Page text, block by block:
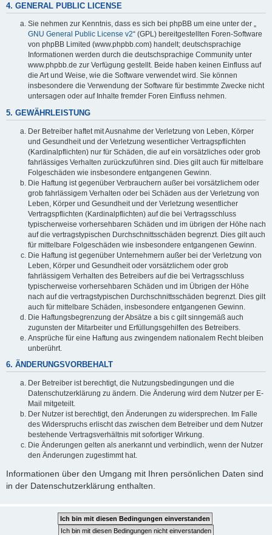
4. GENERAL PUBLIC LICENSE
Sie nehmen zur Kenntnis, dass es sich bei phpBB um eine unter der „
GNU General Public License v2“ (GPL) bereitgestellten Foren-Software
von phpBB Limited (www.phpbb.com) handelt; deutschsprachige
Informationen werden durch die deutschsprachige Community unter
www.phpbb.de zur Verfügung gestellt. Beide haben keinen Einfluss auf
die Art und Weise, wie die Software verwendet wird. Sie können
insbesondere die Verwendung der Software für bestimmte Zwecke nicht
untersagen oder auf Inhalte fremder Foren Einfluss nehmen.
5. GEWÄHRLEISTUNG
Der Betreiber haftet mit Ausnahme der Verletzung von Leben, Körper
und Gesundheit und der Verletzung wesentlicher Vertragspflichten
(Kardinalpflichten) nur für Schäden, die auf ein vorsätzliches oder grob
fahrlässiges Verhalten zurückzuführen sind. Dies gilt auch für mittelbare
Folgeschäden wie insbesondere entgangenen Gewinn.
Die Haftung ist gegenüber Verbrauchern außer bei vorsätzlichem oder
grob fahrlässigem Verhalten oder bei Schäden aus der Verletzung von
Leben, Körper und Gesundheit und der Verletzung wesentlicher
Vertragspflichten (Kardinalpflichten) auf die bei Vertragsschluss
typischerweise vorhersehbaren Schäden und im übrigen der Höhe nach
auf die vertragstypischen Durchschnittsschäden begrenzt. Dies gilt auch
für mittelbare Folgeschäden wie insbesondere entgangenen Gewinn.
Die Haftung ist gegenüber Unternehmern außer bei der Verletzung von
Leben, Körper und Gesundheit oder vorsätzlichem oder grob
fahrlässigem Verhalten des Betreibers auf die bei Vertragsschluss
typischerweise vorhersehbaren Schäden und im Übrigen der Höhe
nach auf die vertragstypischen Durchschnittsschäden begrenzt. Dies gilt
auch für mittelbare Schäden, insbesondere entgangenen Gewinn.
Die Haftungsbegrenzung der Absätze a bis c gilt sinngemäß auch
zugunsten der Mitarbeiter und Erfüllungsgehilfen des Betreibers.
Ansprüche für eine Haftung aus zwingendem nationalem Recht bleiben
unberührt.
6. ÄNDERUNGSVORBEHALT
Der Betreiber ist berechtigt, die Nutzungsbedingungen und die
Datenschutzerklärung zu ändern. Die Änderung wird dem Nutzer per E-
Mail mitgeteilt.
Der Nutzer ist berechtigt, den Änderungen zu widersprechen. Im Falle
des Widerspruchs erlischt das zwischen dem Betreiber und dem Nutzer
bestehende Vertragsverhältnis mit sofortiger Wirkung.
Die Änderungen gelten als anerkannt und verbindlich, wenn der Nutzer
den Änderungen zugestimmt hat.
Informationen über den Umgang mit Ihren persönlichen Daten sind
in der Datenschutzerklärung enthalten.